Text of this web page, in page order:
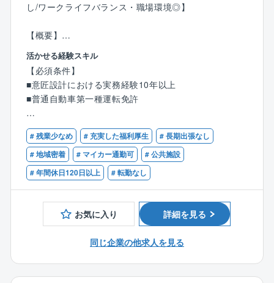
し/ワークライフバランス・職場環境◎】
【概要】
■大分にて意匠設計を担当していただきます。（大分本
社および各支店で受注した案件の両方を担当しま
す。）
【具体的には】
■施主打ち合わせ、行政打ち合せ／基本設計（基本設計
図作成）／実施設計（実施設計図作成、法令チェッ
ク）／建築確認申請ほか、関係法令の許認可業務／設
計監理業務
■お取引は国・地方自治体から民間の法人様と幅広くい
ただいており、設計する施設は、市役所庁舎、学校等
の教育施設、商業施設や共同住宅まで多岐にわたりま
o
活かせる経験スキル
【必須条件】
■意匠設計における実務経験10年以上
■普通自動車第一種運転免許
【歓迎条件】
■部下指導育成、チームリーダーとしてのご経験
■一級建築士もしくは二級建築士
■建築施工管理のご経験
# 残業少なめ # 充実した福利厚生
# 長期出張なし
# 地域密着
# マイカー通勤可
# 公共施設
# 年間休日120日以上
# 転勤なし
お気に入り 詳細を見る
同じ企業の他求人を見る